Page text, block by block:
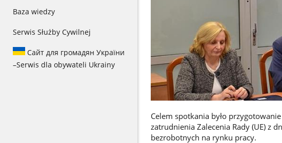
Baza wiedzy
Serwis Służby Cywilnej
Сайт для громадян України
–Serwis dla obywateli Ukrainy
Celem spotkania było
zatrudnienia Zalecenia Rady (UE) z
bezrobotnych na rynku pracy.